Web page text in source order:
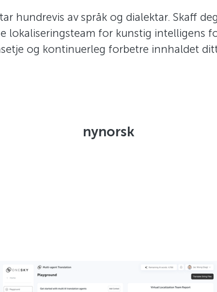
hundrevis av språk og dialektar. Skaff
lokaliseringsteam for kunstig intelligens
og kontinuerleg forbetre innhaldet
nynorsk